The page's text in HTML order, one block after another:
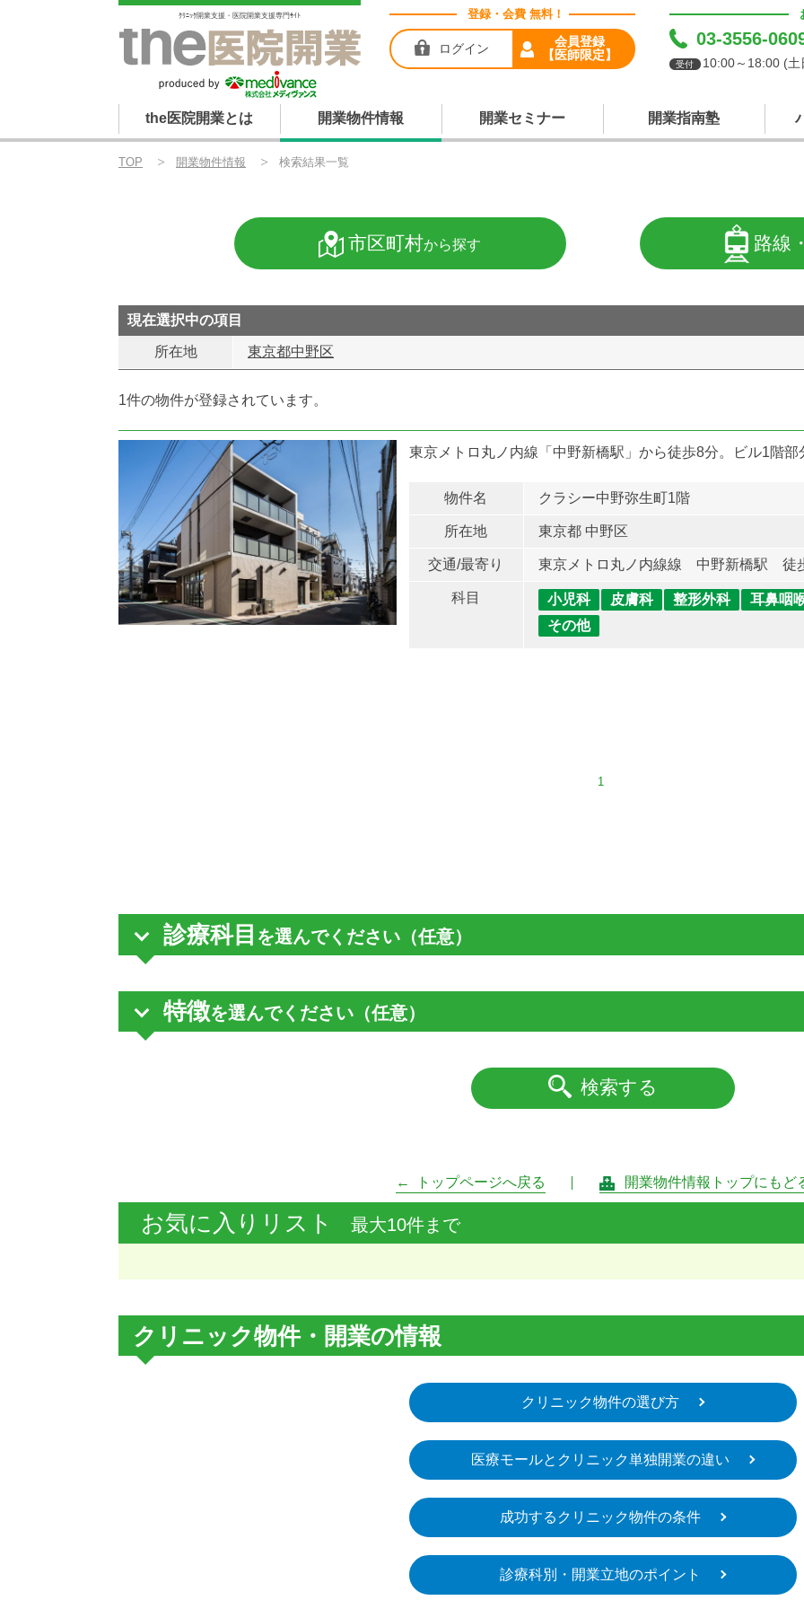
ｸﾘﾆｯｸ開業支援・医院開業支援専門ｻｲﾄ 登録・会費 無料！
ログイン
会員登録
【医師限定】
03-3556-
受付 10:00～18:00 (土
the医院開業とは 開業物件情報 開業セミナー 開業指南塾
TOP 開業物件情報 検索結果一覧
市区町村から探す 路線
現在選択中の項目
所在地 東京都中野区
1件の物件が登録されています。
東京メトロ丸ノ内線「中野新橋駅」から徒歩8分。ビル1階
物件名 クラシー中野弥生町1階
所在地 東京都 中野区
交通/最寄り 東京メトロ丸ノ内線線 中野新橋駅 徒
科目 小児科 皮膚科 整形外科
耳鼻咽
その他
1
診療科目 を選んでください（任意）
特徴を選んでください（任意）
検索する
トップページへ戻る 開業物件情報トップにもど
お気に入りリスト 最大10件まで
クリニック物件・開業の情報
クリニック物件の選び方
医療モールとクリニック単独開業の違い
成功するクリニック物件の条件
診療科別・開業立地のポイント